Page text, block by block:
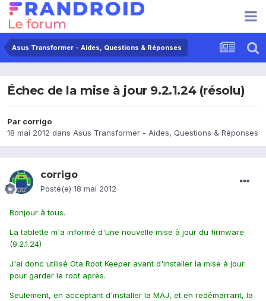
Asus Transformer - Aides, Questions & Réponses
Échec de la mise à jour 9.2.1.24 (résolu)
Par corrigo
18 mai 2012 dans Asus Transformer - Aides, Questions & Réponses
corrigo
Posté(e) 18 mai 2012
Bonjour à tous.
La tablette m'a informé d'une nouvelle mise à jour du firmware
(9.2.1.24)
J'ai donc utilisé Ota Root Keeper avant d'installer la mise à jour
pour garder le root après.
Seulement, en acceptant d'installer la MAJ, et en redémarrant, la